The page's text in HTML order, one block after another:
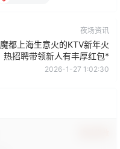
夜场资讯
魔都上海生意火的KTV新年火
热招聘带领新人有丰厚红包*
2026-1-27 1:02:30